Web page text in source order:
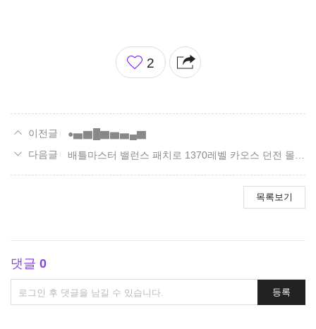
좋
아
2
●▅▇█▇▆▅▄▇
배틀마스터 밸런스 패치로 1370레벨 카오스 던전 몰이 사냥 하기 편안해졌나요?
목록보기
댓글 0
댓
글
등록